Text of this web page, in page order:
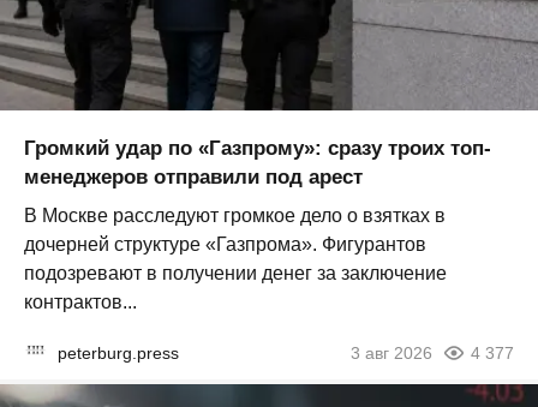
Громкий удар по «Газпрому»: сразу троих топ-
менеджеров отправили под арест
В Москве расследуют громкое дело о взятках в
дочерней структуре «Газпрома». Фигурантов
подозревают в получении денег за заключение
контрактов...
peterburg.press 3 авг 2026 4 377